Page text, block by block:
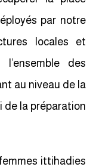
par notre
locales et
des
au niveau de la
de la préparation
ittihadies